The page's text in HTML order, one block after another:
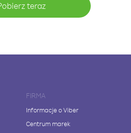
teraz
FIRMA
Informacje o Viber
Centrum marek